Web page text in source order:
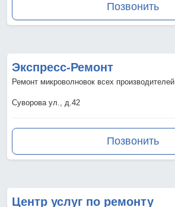
Позвонить
Экспресс-Ремонт
Ремонт микроволновок всех производителей
Суворова ул., д.42
Позвонить
Центр услуг по ремонту